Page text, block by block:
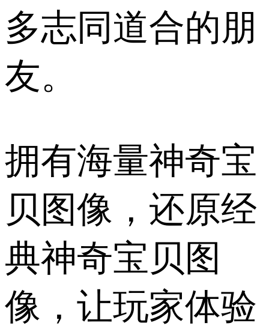
多志同道合的朋
友。
拥有海量神奇宝
贝图像，还原经
典神奇宝贝图
像，让玩家体验